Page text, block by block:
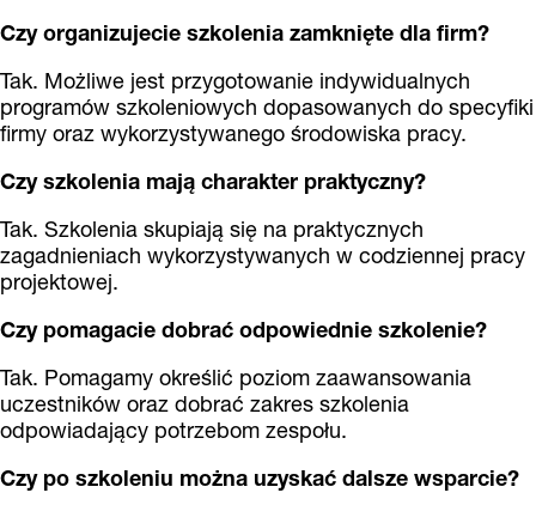
Czy organizujecie szkolenia zamknięte dla firm?
Tak. Możliwe jest przygotowanie indywidualnych
programów szkoleniowych dopasowanych do specyfiki
firmy oraz wykorzystywanego środowiska pracy.
Czy szkolenia mają charakter praktyczny?
Tak. Szkolenia skupiają się na praktycznych
zagadnieniach wykorzystywanych w codziennej pracy
projektowej.
Czy pomagacie dobrać odpowiednie szkolenie?
Tak. Pomagamy określić poziom zaawansowania
uczestników oraz dobrać zakres szkolenia
odpowiadający potrzebom zespołu.
Czy po szkoleniu można uzyskać dalsze wsparcie?